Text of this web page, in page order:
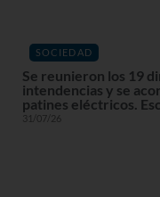
SOCIEDAD
Se reunieron los 19
intendencias y se
patines eléctricos.
31/07/26